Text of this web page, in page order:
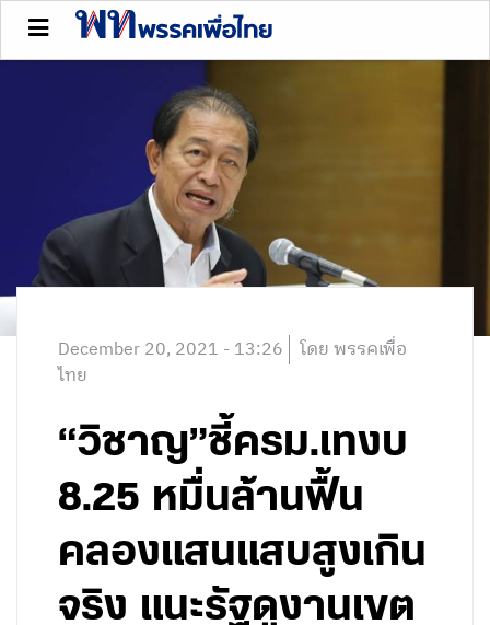
December 20, 2021 - 13:26 โดย พรรคเพื่อ
ไทย
“วิชาญ”ชี้ครม.เทงบ
8.25 หมื่นล้านฟื้น
คลองแสนแสบสูงเกิน
จริง แนะรัฐดูงานเขต